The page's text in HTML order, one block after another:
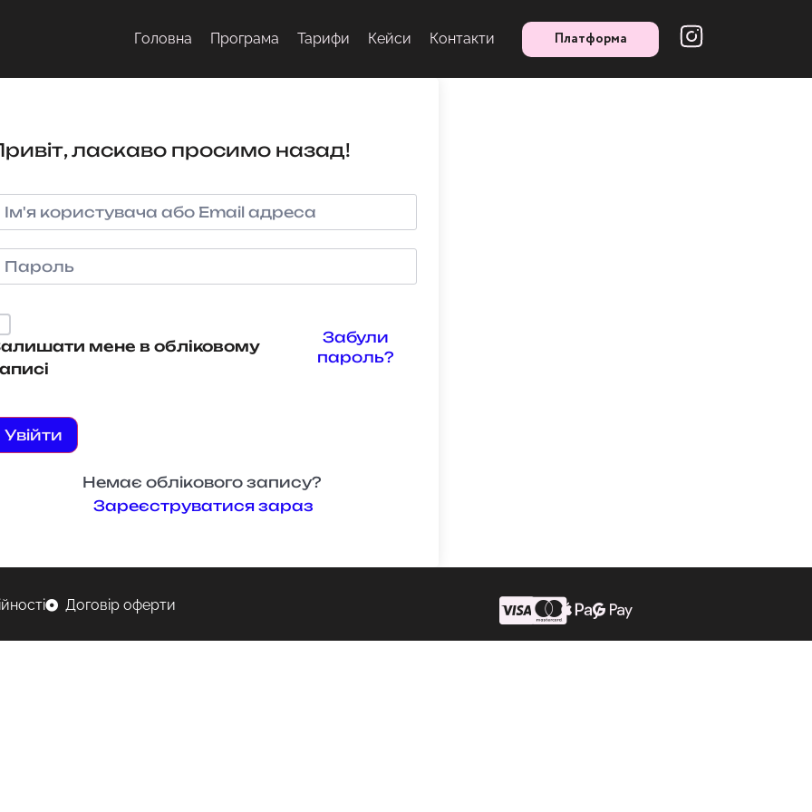
Головна Програма Тарифи Кейси Контакти Платформа
ласкаво просимо назад!
мене в обліковому
Забули
пароль?
Увійти
Немає облікового запису?
Зареєструватися зараз
Договір оферти